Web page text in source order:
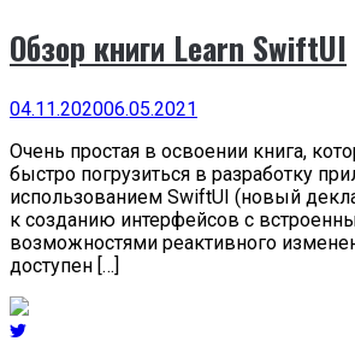
Обзор книги Learn SwiftUI
04.11.202006.05.2021
Очень простая в освоении книга,
быстро погрузиться в разработку
использованием SwiftUI (новый
к созданию интерфейсов с
возможностями реактивного
доступен […]